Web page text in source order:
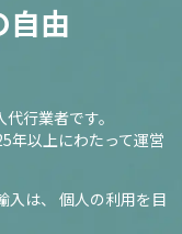
自由
行業者です。
年以上にわたって運営
は、 個人の利用を目